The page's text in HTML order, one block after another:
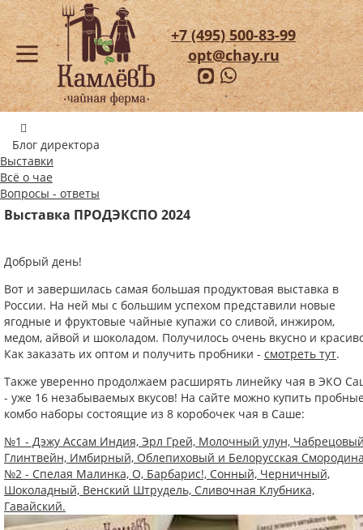
+7 (495) 500-83-99
opt@chay.ru
Блог директора
Выставки
Всё о чае
Вопросы - ответы
Выставка ПРОДЭКСПО 2024
Добрый день!
Вот и завершилась самая большая продуктовая выставка в
России. На ней мы с большим успехом представили новые
ягодные и фруктовые чайные купажи со сливой, инжиром,
медом, айвой и шоколадом. Получилось очень вкусно и
Как заказать их оптом и получить пробники - смотреть тут.
Также уверенно продолжаем расширять линейку чая в ЭКО
- уже 16 незабываемых вкусов! На сайте можно купить
комбо наборы состоящие из 8 коробочек чая в Саше:
№1 - Дэжу Ассам Индия, Эрл Грей, Молочный улун,
Глинтвейн, Имбирный, Облепиховый и Белорусская
№2 - Спелая Малинка, О, Барбарис!, Сонный, Черничный,
Шоколадный, Венский Штрудель, Сливочная Клубника,
Гавайский.